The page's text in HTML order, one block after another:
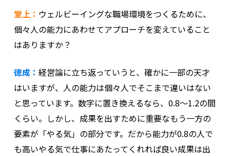
堂上： ウェルビーイングな職場環境をつくるために、
個々人の能力にあわせてアプローチを変えていること
はありますか？
徳成： 経営論に立ち返っていうと、確かに一部の天才
はいますが、人の能力は個々人でそこまで違いはない
と思っています。数字に置き換えるなら、0.8～1.2の間
くらい。しかし、成果を出すために重要なもう一方の
要素が「やる気」の部分です。だから能力が0.8の人で
も高いやる気で仕事にあたってくれれば良い成果は出